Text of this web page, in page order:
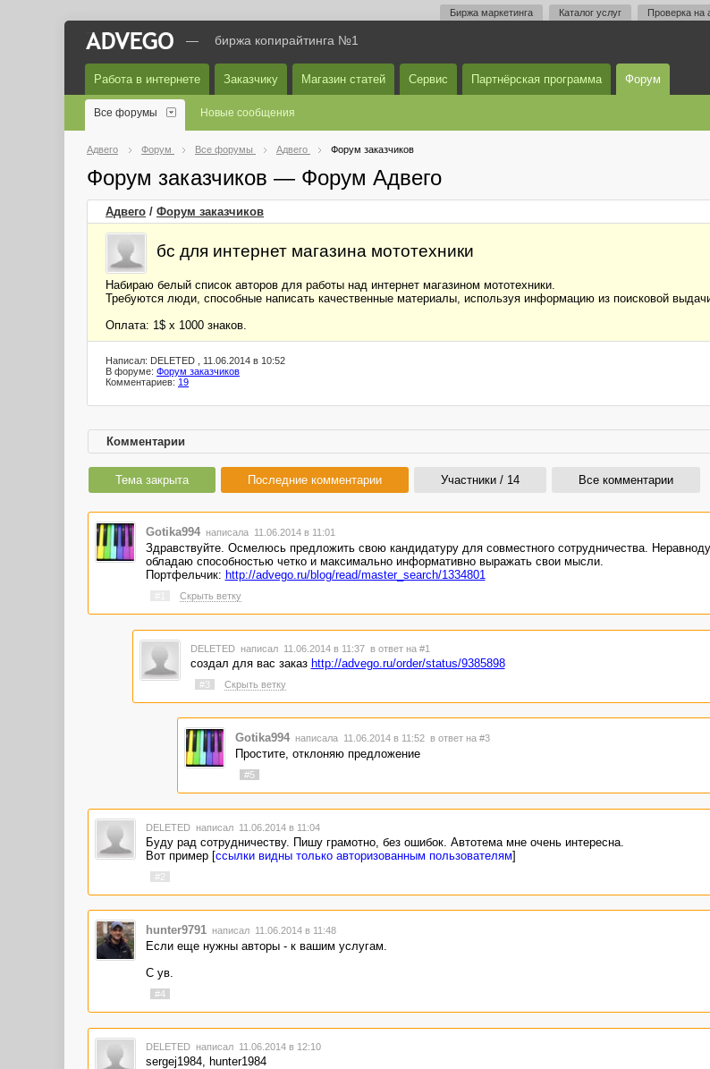
Биржа маркетинга Каталог услуг Проверка на
— биржа копирайтинга №1
Работа в интернете Заказчику Магазин статей Сервис Партнёрская программа Форум
Все форумы Новые сообщения
Адвего Форум Все форумы Адвего Форум заказчиков
Форум заказчиков — Форум Адвего
Адвего / Форум заказчиков
бс для интернет магазина мототехники
Набираю белый список авторов для работы над интернет магазином мототехники.
Требуются люди, способные написать качественные материалы, используя информацию из поисковой
Оплата: 1$ x 1000 знаков.
Написал: DELETED , 11.06.2014 в 10:52
В форуме: Форум заказчиков
Комментариев: 19
Комментарии
Тема закрыта Последние комментарии Участники / 14 Все комментарии
Gotika994 написала 11.06.2014 в 11:01
Здравствуйте. Осмелюсь предложить свою кандидатуру для совместного сотрудничества.
обладаю способностью четко и максимально информативно выражать свои мысли.
Портфельчик: http://advego.ru/blog/read/master_search/1334801
Скрыть ветку
DELETED написал 11.06.2014 в 11:37 в ответ на #1
создал для вас заказ http://advego.ru/order/status/9385898
#3 Скрыть ветку
Gotika994 написала 11.06.2014 в 11:52 в ответ на #3
Простите, отклоняю предложение
#5
DELETED написал 11.06.2014 в 11:04
Буду рад сотрудничеству. Пишу грамотно, без ошибок. Автотема мне очень интересна.
Вот пример [ссылки видны только авторизованным пользователям]
#2
hunter9791 написал 11.06.2014 в 11:48
Если еще нужны авторы - к вашим услугам.
С ув.
#4
DELETED написал 11.06.2014 в 12:10
sergej1984, hunter1984